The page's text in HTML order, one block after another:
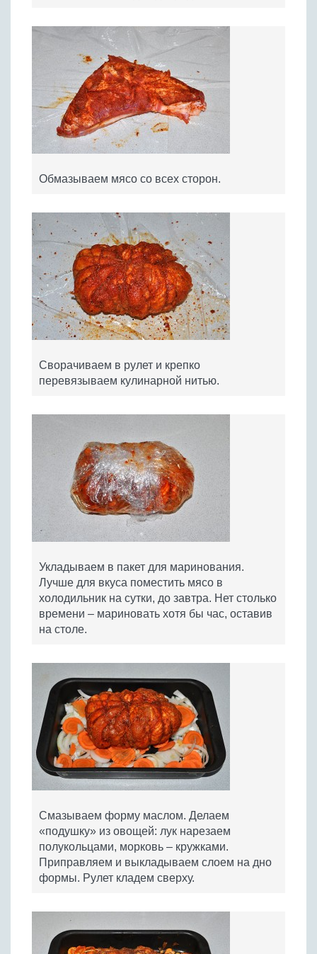
Обмазываем мясо со всех сторон.
Сворачиваем в рулет и крепко
перевязываем кулинарной нитью.
Укладываем в пакет для маринования.
Лучше для вкуса поместить мясо в
холодильник на сутки, до завтра. Нет столько
времени – мариновать хотя бы час, оставив
на столе.
Смазываем форму маслом. Делаем
«подушку» из овощей: лук нарезаем
полукольцами, морковь – кружками.
Приправляем и выкладываем слоем на дно
формы. Рулет кладем сверху.